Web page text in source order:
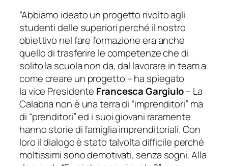
“Abbiamo ideato un progetto rivolto agli
studenti delle superiori perché il nostro
obiettivo nel fare formazione era anche
quello di trasferire le competenze che di
solito la scuola non da, dal lavorare in team a
come creare un progetto – ha spiegato
lavice Presidente FrancescaGargiulo– La
Calabria non è una terra di “imprenditori” ma
di “prenditori” ed i suoi giovani raramente
hanno storie di famiglia imprenditoriali. Con
loro il dialogo è stato talvolta difficile perché
moltissimi sono demotivati, senza sogni. Alla